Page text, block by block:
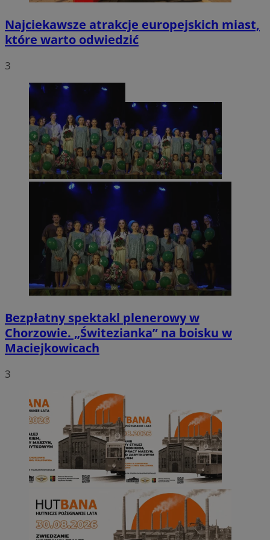
Najciekawsze atrakcje europejskich miast,
które warto odwiedzić
3
Bezpłatny spektakl plenerowy w
Chorzowie. „Świtezianka” na boisku w
Maciejkowicach
3